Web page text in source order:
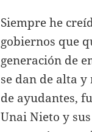
Siempre he
gobiernos que
generación de
se dan de alta
de ayudantes,
Unai Nieto y